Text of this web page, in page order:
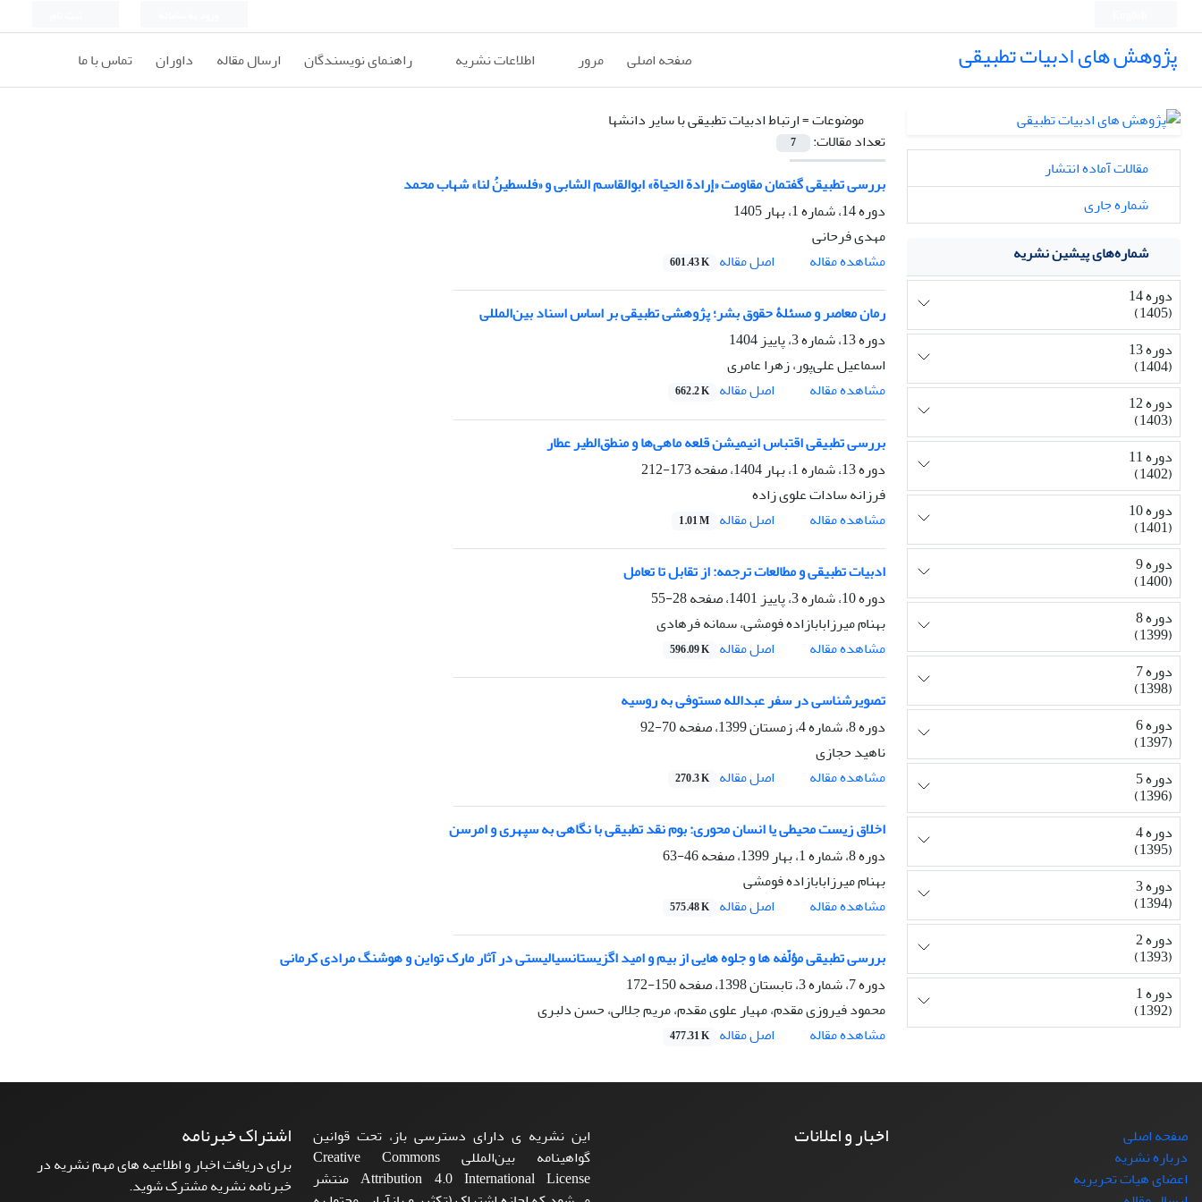
پژوهش های ادبیات تطبیقی صفحه اصلی مرور اطلاعات نشریه راهنمای نویسندگان ارسال مقاله داوران تماس با ما
موضوعات =ارتباط ادبیات تطبیقی با سایر دانشها
تعداد مقالات:
7
بررسی تطبیقی گفتمان مقاومت «إرادة الحیاة» ابوالقاسم الشابی و «فلسطینُ لنا» شهاب محمد
دوره 14، شماره 1، بهار 1405
مهدی فرحانی
مشاهده مقاله
اصل مقاله 601.43 K
رمان معاصر و مسئلۀ حقوق بشر؛ پژوهشی تطبیقی بر اساس اسناد بین‌المللی
دوره 13، شماره 3، پاییز 1404
اسماعیل علی‌پور، زهرا عامری
مشاهده مقاله
اصل مقاله 662.2 K
بررسی تطبیقی اقتباس انیمیشن قلعه‌ ماهی‌ها و منطق‌الطیر عطار
دوره 13، شماره 1، بهار 1404، صفحه
173-212
فرزانه سادات علوی زاده
مشاهده مقاله
اصل مقاله 1.01 M
ادبیات تطبیقی و مطالعات ترجمه: از تقابل تا تعامل
دوره 10، شماره 3، پاییز 1401، صفحه
28-55
بهنام میرزابابازاده فومشی، سمانه فرهادی
مشاهده مقاله
اصل مقاله 596.09 K
تصویرشناسی در سفر عبدالله مستوفی به روسیه
دوره 8، شماره 4، زمستان 1399، صفحه
70-92
ناهید حجازی
مشاهده مقاله
اصل مقاله 270.3 K
اخلاق زیست محیطی یا انسان محوری: بوم نقد تطبیقی با نگاهی به سپهری و امرسن
دوره 8، شماره 1، بهار 1399، صفحه
46-63
بهنام میرزابابازاده فومشی
مشاهده مقاله
اصل مقاله 575.48 K
بررسی تطبیقی مؤلّفه ها و جلوه هایی از بیم و امید اگزیستانسیالیستی در آثار مارک تواین و هوشنگ مرادی کرمانی
دوره 7، شماره 3، تابستان 1398، صفحه
150-172
محمود فیروزی مقدم، مهیار علوی مقدم، مریم جلالی، حسن دلبری
مشاهده مقاله
اصل مقاله 477.31 K
مقالات آماده انتشار
شماره جاری
شماره‌های پیشین نشریه
دوره 14
(1405)
دوره 13
(1404)
دوره 12
(1403)
دوره 11
(1402)
دوره 10
(1401)
دوره 9
(1400)
دوره 8
(1399)
دوره 7
(1398)
دوره 6
(1397)
دوره 5
(1396)
دوره 4
(1395)
دوره 3
(1394)
دوره 2
(1393)
دوره 1
(1392)
صفحه اصلی
درباره نشریه
اعضای هیات تحریریه
اخبار و اعلانات
این نشریه ی دارای دسترسی باز، تحت قوانین
گواهینامه بین‌المللی Creative Commons
Attribution 4.0 International License منتشر
اشتراک خبرنامه
برای دریافت اخبار و اطلاعیه های مهم نشریه در
خبرنامه نشریه مشترک شوید.